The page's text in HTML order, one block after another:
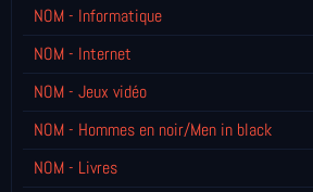
NOM - Informatique
NOM - Internet
NOM - Jeux vidéo
NOM - Hommes en noir/Men in black
NOM - Livres